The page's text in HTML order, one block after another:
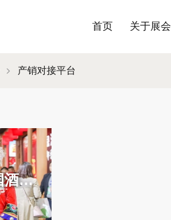
首页 关于展会
产销对接平台
全国糖酒会是中国酒类和食品行业效果显著的产销对接平台